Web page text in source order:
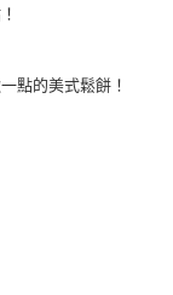
點的美式鬆餅！